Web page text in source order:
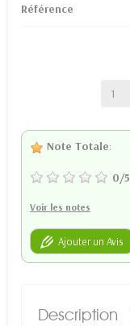
Référence
Note Totale:
0/5
Voir les notes
Ajouter un Avis
Description